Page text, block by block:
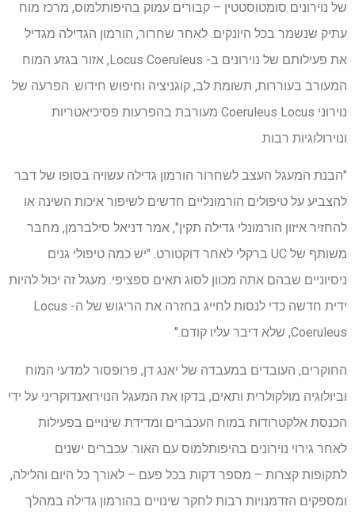
של נוירונים סומטוסטטין – קבורים עמוק בהיפותלמוס, מרכז מוח
עתיק שנשמר בכל היונקים. לאחר שחרור, הורמון הגדילה מגדיל
את פעילותם של נוירונים ב- Locus Coeruleus, אזור בגזע המוח
המעורב בעוררות, תשומת לב, קוגניציה וחיפוש חידוש. הפרעה של
נוירוני Coeruleus Locus מעורבת בהפרעות פסיכיאטריות
ונוירולוגיות רבות.
"הבנת המעגל העצב לשחרור הורמון גדילה עשויה בסופו של דבר
להצביע על טיפולים הורמונליים חדשים לשיפור איכות השינה או
להחזיר איזון הורמונלי גדילה תקין", אמר דניאל סילברמן, מחבר
משותף של UC ברקלי לאחר דוקטורט. "יש כמה טיפולי גנים
ניסיוניים שבהם אתה מכוון לסוג תאים ספציפי. מעגל זה יכול להיות
ידית חדשה כדי לנסות לחייג בחזרה את הריגוש של ה- Locus
Coeruleus, שלא דיבר עליו קודם."
החוקרים, העובדים במעבדה של יאנג דן, פרופסור למדעי המוח
וביולוגיה מולקולרית ותאים, בדקו את המעגל הנוירואנדוקריני על ידי
הכנסת אלקטרודות במוח העכברים ומדידת שינויים בפעילות
לאחר גירוי נוירונים בהיפותלמוס עם האור. עכברים ישנים
לתקופות קצרות – מספר דקות בכל פעם – לאורך כל היום והלילה,
ומספקים הזדמנויות רבות לחקר שינויים בהורמון גדילה במהלך